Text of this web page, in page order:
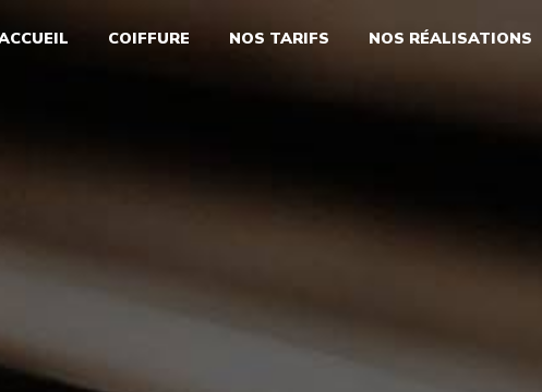
COIFFURE NOS TARIFS NOS RÉALISATIONS